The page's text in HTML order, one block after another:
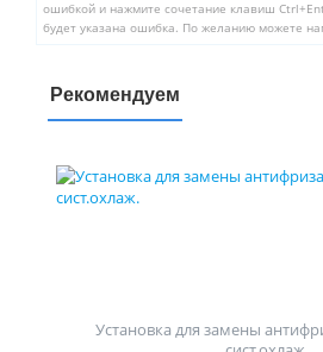
ошибкой и нажмите сочетание клавиш
будет указана ошибка. По желанию можете
Рекомендуем
Установка для замены